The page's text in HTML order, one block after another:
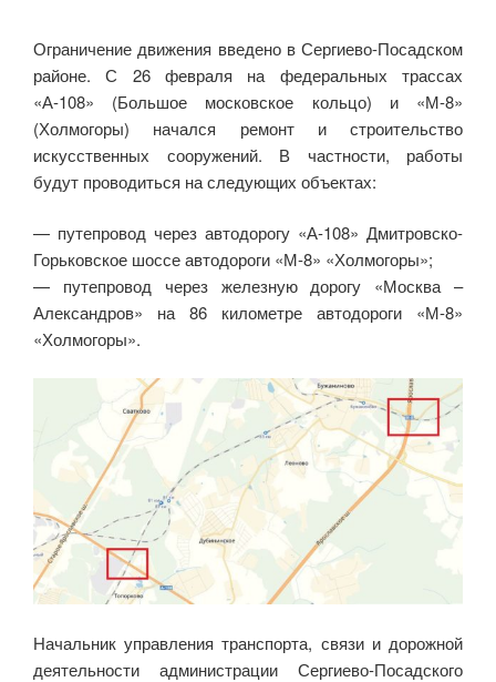
Ограничение движения введено в Сергиево-Посадском
районе. С 26 февраля на федеральных трассах
«А-108» (Большое московское кольцо) и «М-8»
(Холмогоры) начался ремонт и строительство
искусственных сооружений. В частности, работы
будут проводиться на следующих объектах:
— путепровод через автодорогу «А-108» Дмитровско-
Горьковское шоссе автодороги «М-8» «Холмогоры»;
— путепровод через железную дорогу «Москва –
Александров» на 86 километре автодороги «М-8»
«Холмогоры».
Начальник управления транспорта, связи и дорожной
деятельности администрации Сергиево-Посадского